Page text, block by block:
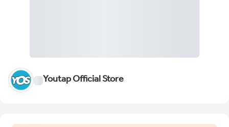
Youtap Official Store